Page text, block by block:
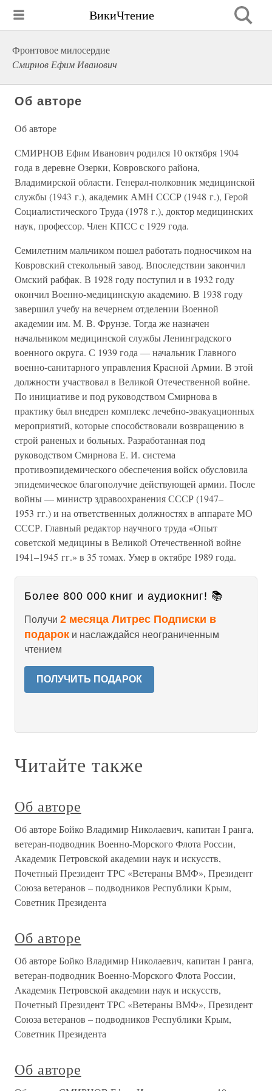
ВикиЧтение
Фронтовое милосердие
Смирнов Ефим Иванович
Об авторе
Об авторе
СМИРНОВ Ефим Иванович родился 10 октября 1904
года в деревне Озерки, Ковровского района,
Владимирской области. Генерал-полковник медицинской
службы (1943 г.), академик АМН СССР (1948 г.), Герой
Социалистического Труда (1978 г.), доктор медицинских
наук, профессор. Член КПСС с 1929 года.
Семилетним мальчиком пошел работать подносчиком на
Ковровский стекольный завод. Впоследствии закончил
Омский рабфак. В 1928 году поступил и в 1932 году
окончил Военно-медицинскую академию. В 1938 году
завершил учебу на вечернем отделении Военной
академии им. М. В. Фрунзе. Тогда же назначен
начальником медицинской службы Ленинградского
военного округа. С 1939 года — начальник Главного
военно-санитарного управления Красной Армии. В этой
должности участвовал в Великой Отечественной войне.
По инициативе и под руководством Смирнова в
практику был внедрен комплекс лечебно-эвакуационных
мероприятий, которые способствовали возвращению в
строй раненых и больных. Разработанная под
руководством Смирнова Е. И. система
противоэпидемического обеспечения войск обусловила
эпидемическое благополучие действующей армии. После
войны — министр здравоохранения СССР (1947–
1953 гг.) и на ответственных должностях в аппарате МО
СССР. Главный редактор научного труда «Опыт
советской медицины в Великой Отечественной войне
1941–1945 гг.» в 35 томах. Умер в октябре 1989 года.
Более 800 000 книг и аудиокниг! 📚
Получи 2 месяца Литрес Подписки в
подарок и наслаждайся неограниченным
чтением
ПОЛУЧИТЬ ПОДАРОК
Читайте также
Об авторе
Об авторе Бойко Владимир Николаевич, капитан I ранга,
ветеран-подводник Военно-Морского Флота России,
Академик Петровской академии наук и искусств,
Почетный Президент ТРС «Ветераны ВМФ», Президент
Союза ветеранов – подводников Республики Крым,
Советник Президента
Об авторе
Об авторе Бойко Владимир Николаевич, капитан I ранга,
ветеран-подводник Военно-Морского Флота России,
Академик Петровской академии наук и искусств,
Почетный Президент ТРС «Ветераны ВМФ», Президент
Союза ветеранов – подводников Республики Крым,
Советник Президента
Об авторе